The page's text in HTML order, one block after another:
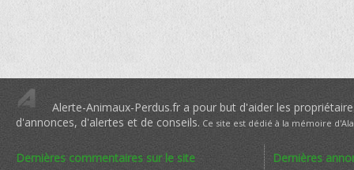
Alerte-Animaux-Perdus.fr a pour but d'aider les
d'annonces, d'alertes et de conseils. Ce site est dédié à la mémoire
Dernières commentaires sur le site
Dernières